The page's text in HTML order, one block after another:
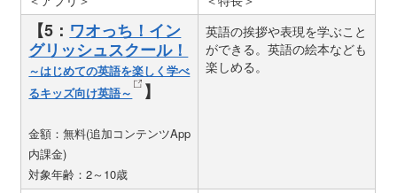
【5： ワオっち！イン
グリッシュスクール！
～はじめての英語を楽しく学べ
るキッズ向け英語～
】
金額：無料(追加コンテンツApp
内課金)
対象年齢：2～10歳
英語の挨拶や表現を学ぶこと
ができる。英語の絵本なども
楽しめる。